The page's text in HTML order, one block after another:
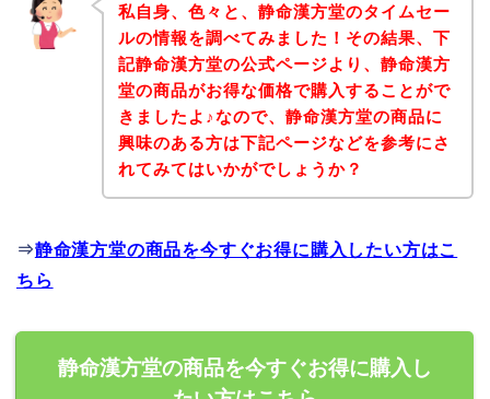
私自身、色々と、静命漢方堂のタイムセー
ルの情報を調べてみました！その結果、下
記静命漢方堂の公式ページより、静命漢方
堂の商品がお得な価格で購入することがで
きましたよ♪なので、静命漢方堂の商品に
興味のある方は下記ページなどを参考にさ
れてみてはいかがでしょうか？
⇒静命漢方堂の商品を今すぐお得に購入したい方はこ
ちら
静命漢方堂の商品を今すぐお得に購入し